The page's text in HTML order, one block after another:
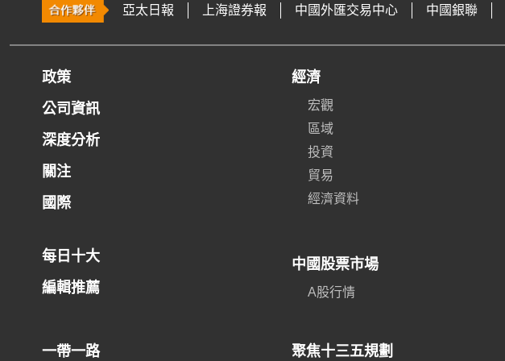
亞太日報 上海證券報 中國外匯交易中心 中國銀聯
政策
公司資訊
深度分析
關注
國際
每日十大
編輯推薦
經濟
宏觀
區域
投資
貿易
經濟資料
中國股票市場
A股行情
一帶一路 聚焦十三五規劃